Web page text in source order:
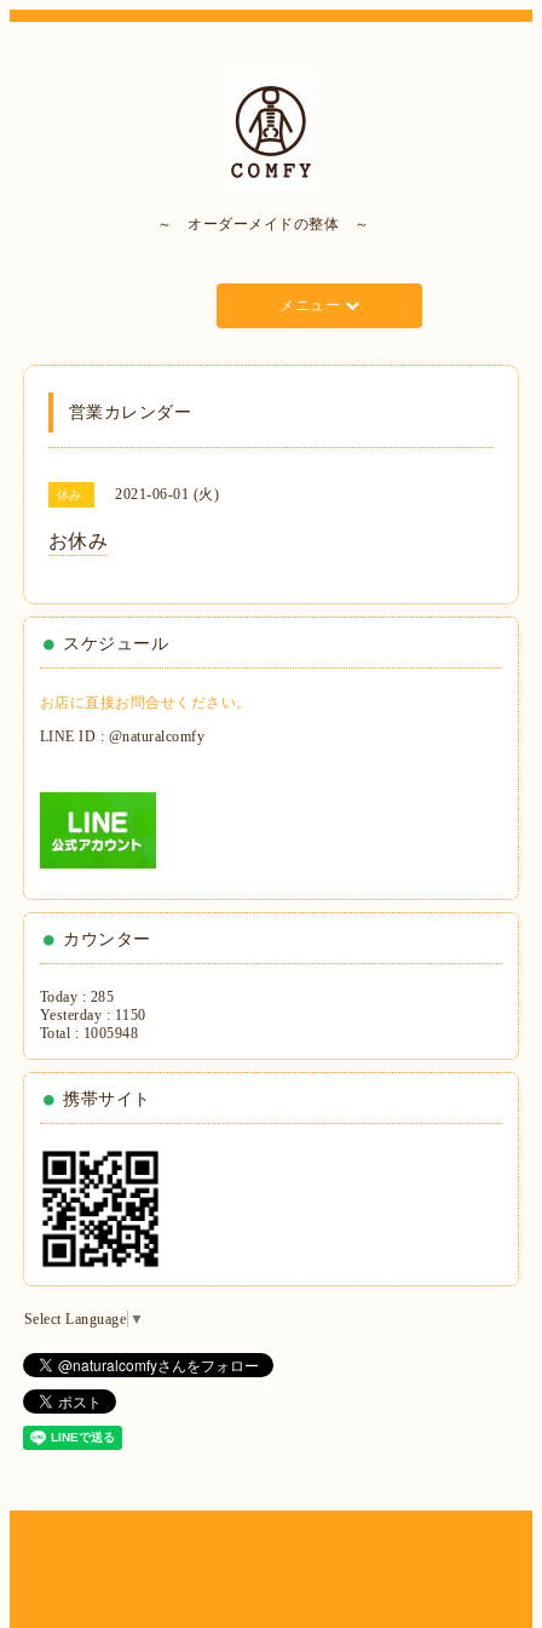
～ オーダーメイドの整体 ～
メニュー
営業カレンダー
休み 2021-06-01 (火)
お休み
スケジュール
お店に直接お問合せください。
LINE ID : @naturalcomfy
カウンター
Today : 285
Yesterday : 1150
Total : 1005948
携帯サイト
Select Language ▼